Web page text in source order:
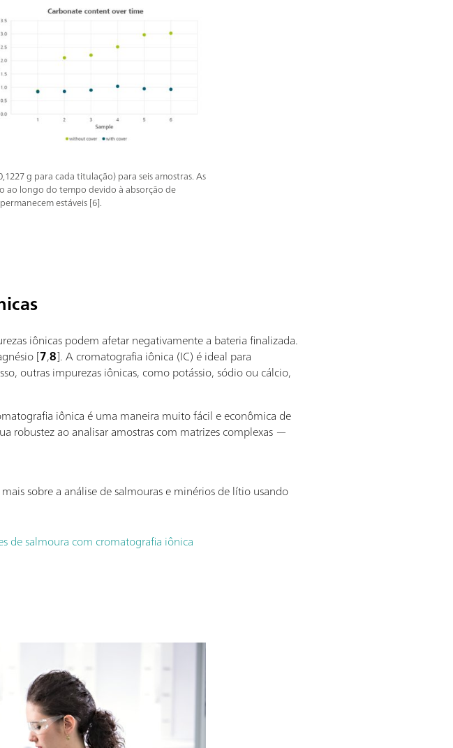
g para cada titulação) para seis amostras. As
ao longo do tempo devido à absorção de
estáveis [6].
iônicas podem afetar negativamente a bateria finalizada.
[7,8]. A cromatografia iônica (IC) é ideal para
outras impurezas iônicas, como potássio, sódio ou cálcio,
iônica é uma maneira muito fácil e econômica de
robustez ao analisar amostras com matrizes complexas —
sobre a análise de salmouras e minérios de lítio usando
de salmoura com cromatografia iônica